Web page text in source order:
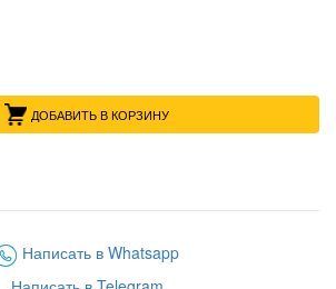
ДОБАВИТЬ В КОРЗИНУ
Написать в Whatsapp